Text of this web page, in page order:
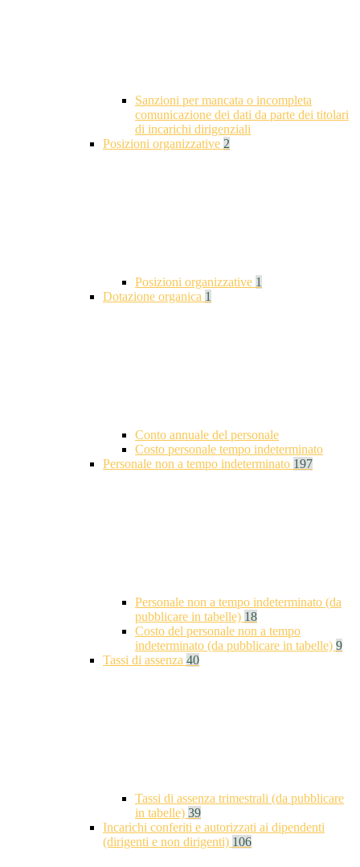
Sanzioni per mancata o incompleta
comunicazione dei dati da parte dei titolari
di incarichi dirigenziali
Posizioni organizzative 2
Posizioni organizzative 1
Dotazione organica 1
Conto annuale del personale
Costo personale tempo indeterminato
Personale non a tempo indeterminato 197
Personale non a tempo indeterminato (da
pubblicare in tabelle) 18
Costo del personale non a tempo
indeterminato (da pubblicare in tabelle) 9
Tassi di assenza 40
Tassi di assenza trimestrali (da pubblicare
in tabelle) 39
Incarichi conferiti e autorizzati ai dipendenti
(dirigenti e non dirigenti) 106